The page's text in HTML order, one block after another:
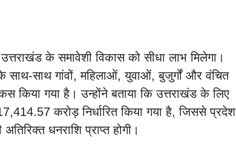
के समावेशी विकास को सीधा लाभ मिलेगा।
साथ-साथ गांवों, महिलाओं, युवाओं, बुजुर्गों और वंचित
किया गया है। उन्होंने बताया कि उत्तराखंड के लिए
करोड़ निर्धारित किया गया है, जिससे प्रदेश
धनराशि प्राप्त होगी।